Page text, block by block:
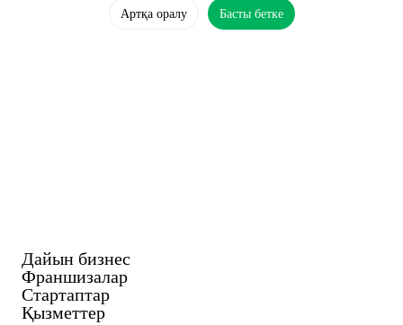
Артқа оралу Басты бетке
Дайын бизнес
Франшизалар
Стартаптар
Қызметтер